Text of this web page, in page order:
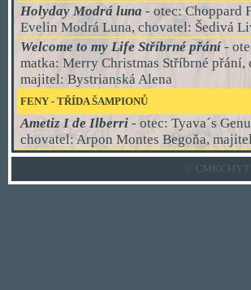
Holyday Modrá luna - otec: Choppard
Evelin Modrá Luna, chovatel: Šedivá
Welcome to my Life Stříbrné přání-
matka: Merry Christmas Stříbrné
majitel: Bystrianská Alena
FENY - TŘÍDA ŠAMPIONŮ
Ametiz I de Ilberri - otec: Tyava´s
chovatel: Arpon Montes Begoňa,
©